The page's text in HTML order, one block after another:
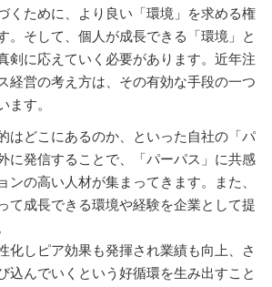
くために、より良い「環境」を求める権
。そして、個人が成長できる「環境」と
剣に応えていく必要があります。近年注
経営の考え方は、その有効な手段の一つ
ます。
はどこにあるのか、といった自社の「パ
に発信することで、「パーパス」に共感
ンの高い人材が集まってきます。また、
て成長できる環境や経験を企業として提
化しピア効果も発揮され業績も向上、さ
込んでいくという好循環を生み出すこと